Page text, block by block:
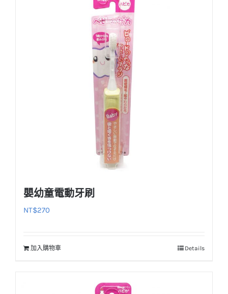
嬰幼童電動牙刷
NT$270
加入購物車 Details